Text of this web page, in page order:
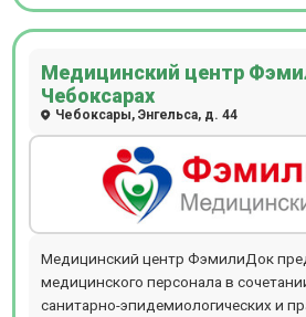
Медицинский центр
Чебоксарах
Чебоксары, Энгельса, д. 44
Медицинский центр ФэмилиДок
медицинского персонала в
санитарно-эпидемиологических и